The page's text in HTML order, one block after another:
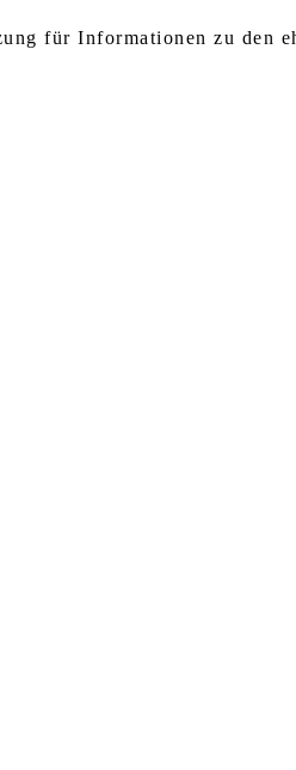
für Informationen zu den